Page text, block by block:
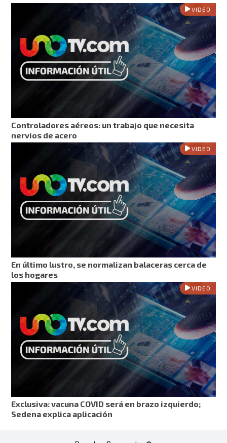
VIDEO
Controladores aéreos: un trabajo que necesita
nervios de acero
VIDEO
En último lustro, se normalizan balaceras cerca de
los hogares
VIDEO
Exclusiva: vacuna COVID será en brazo izquierdo;
Sedena explica aplicación